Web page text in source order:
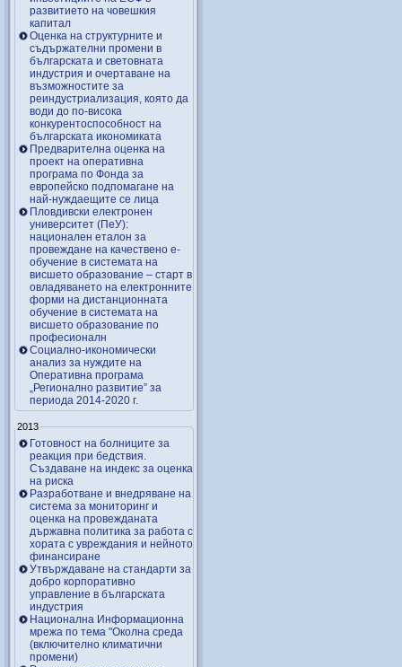
развитието на човешкия
капитал
Оценка на структурните и
съдържателни промени в
българската и световната
индустрия и очертаване на
възможностите за
реиндустриализация, която да
води до по-висока
конкурентоспособност на
българската икономиката
Предварителна оценка на
проект на оперативна
програма по Фонда за
европейско подпомагане на
най-нуждаещите се лица
Пловдивски електронен
университет (ПеУ):
национален еталон за
провеждане на качествено е-
обучение в системата на
висшето образование – старт в
овладяването на електронните
форми на дистанционната
обучение в системата на
висшето образование по
професионалн
Социално-икономически
анализ за нуждите на
Оперативна програма
„Регионално развитие” за
периода 2014-2020 г.
2013
Готовност на болниците за
реакция при бедствия.
Създаване на индекс за оценка
на риска
Разработване и внедряване на
система за мониторинг и
оценка на провежданата
държавна политика за работа с
хората с увреждания и нейното
финансиране
Утвърждаване на стандарти за
добро корпоративно
управление в българската
индустрия
Национална Информационна
мрежа по тема "Околна среда
(включително климатични
промени)